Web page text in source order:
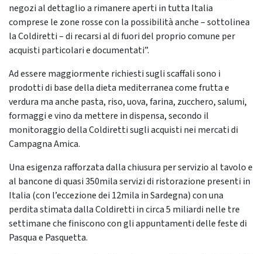
negozi al dettaglio a rimanere aperti in tutta Italia
comprese le zone rosse con la possibilità anche – sottolinea
la Coldiretti – di recarsi al di fuori del proprio comune per
acquisti particolari e documentati”.
Ad essere maggiormente richiesti sugli scaffali sono i
prodotti di base della dieta mediterranea come frutta e
verdura ma anche pasta, riso, uova, farina, zucchero, salumi,
formaggi e vino da mettere in dispensa, secondo il
monitoraggio della Coldiretti sugli acquisti nei mercati di
Campagna Amica.
Una esigenza rafforzata dalla chiusura per servizio al tavolo e
al bancone di quasi 350mila servizi di ristorazione presenti in
Italia (con l’eccezione dei 12mila in Sardegna) con una
perdita stimata dalla Coldiretti in circa 5 miliardi nelle tre
settimane che finiscono con gli appuntamenti delle feste di
Pasqua e Pasquetta.